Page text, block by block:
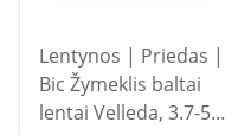
Lentynos | Priedas |
Bic Žymeklis baltai
lentai Velleda, 3.7-5.5